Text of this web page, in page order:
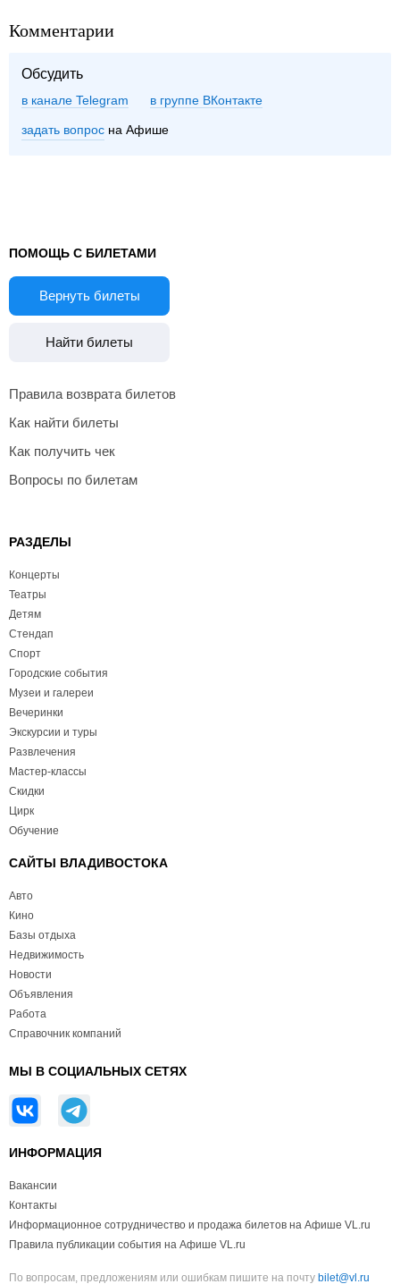
Комментарии
Обсудить
в канале Telegram группе ВКонтакте
задать вопрос на Афише
ПОМОЩЬ С БИЛЕТАМИ
Вернуть билеты
Найти билеты
Правила возврата билетов
Как найти билеты
Как получить чек
Вопросы по билетам
РАЗДЕЛЫ
Концерты
Театры
Детям
Стендап
Спорт
Городские события
Музеи и галереи
Вечеринки
Экскурсии и туры
Развлечения
Мастер-классы
Скидки
Цирк
Обучение
САЙТЫ ВЛАДИВОСТОКА
Авто
Кино
Базы отдыха
Недвижимость
Новости
Объявления
Работа
Справочник компаний
МЫ В СОЦИАЛЬНЫХ СЕТЯХ
ИНФОРМАЦИЯ
Вакансии
Контакты
Информационное сотрудничество и продажа билетов на Афише VL.ru
Правила публикации события на Афише VL.ru
По вопросам, предложениям или ошибкам пишите на почту bilet@vl.ru